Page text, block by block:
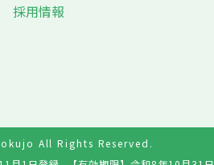
採用情報
All Rights Reserved.